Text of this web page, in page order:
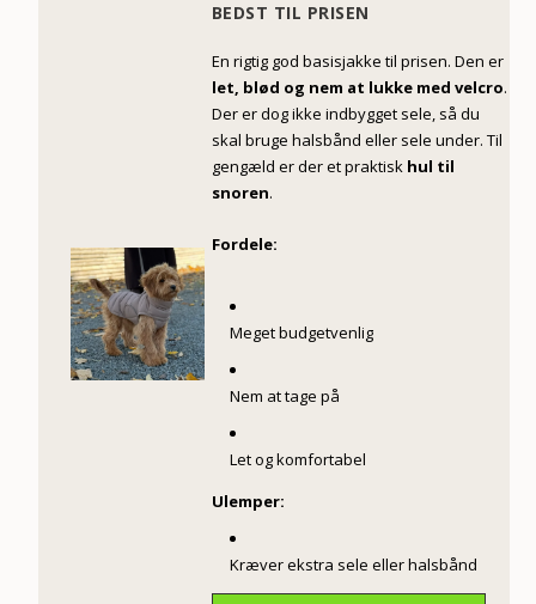
BEDST TIL PRISEN
En rigtig god basisjakke til prisen. Den er
let, blød og nem at lukke med velcro.
Der er dog ikke indbygget sele, så du
skal bruge halsbånd eller sele under. Til
gengæld er der et praktisk hul til
snoren.
Fordele:
Meget budgetvenlig
Nem at tage på
Let og komfortabel
Ulemper:
Kræver ekstra sele eller halsbånd